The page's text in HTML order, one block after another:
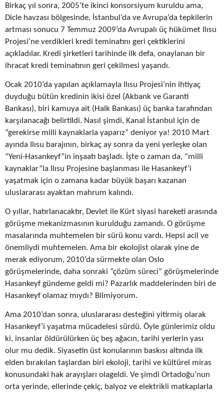
Birkaç yıl sonra, 2005’te ikinci konsorsiyum kuruldu ama,
Dicle havzası bölgesinde, İstanbul’da ve Avrupa’da tepkilerin
artması sonucu 7 Temmuz 2009’da Avrupalı üç hükümet Ilısu
Projesi’ne verdikleri kredi teminatını geri çektiklerini
açıkladılar. Kredi şirketleri tarihinde ilk defa, onaylanan bir
ihracat kredi teminatının geri çekilmesi yaşandı.
Ocak 2010’da yapılan açıklamayla Ilısu Projesi’nin ihtiyaç
duyduğu bütün kredinin ikisi özel (Akbank ve Garanti
Bankası), biri kamuya ait (Halk Bankası) üç banka tarafından
karşılanacağı belirtildi. Nasıl şimdi, Kanal İstanbul için de
“gerekirse milli kaynaklarla yaparız” deniyor ya! 2010 Mart
ayında Ilısu barajının, birkaç ay sonra da yeni yerleşke olan
“Yeni-Hasankeyf”in inşaatı başladı. İşte o zaman da, “milli
kaynaklar”la Ilısu Projesine başlanması ile Hasankeyf’i
yaşatmak için o zamana kadar büyük başarı kazanan
uluslararası ayaktan mahrum kalındı.
O yıllar, hatırlanacaktır, Devlet ile Kürt siyasi hareketi arasında
görüşme mekanizmasının kurulduğu zamandı. O görüşme
masalarında muhtemelen bir sürü konu vardı. Hepsi acil ve
önemliydi muhtemelen. Ama bir ekolojist olarak yine de
merak ediyorum, 2010’da sürmekte olan Oslo
görüşmelerinde, daha sonraki “çözüm süreci” görüşmelerinde
Hasankeyf gündeme geldi mi? Pazarlık maddelerinden biri de
Hasankeyf olamaz mıydı? Bilmiyorum.
Ama 2010’dan sonra, uluslararası desteğini yitirmiş olarak
Hasankeyf’i yaşatma mücadelesi sürdü. Öyle günlerimiz oldu
ki, insanlar öldürülürken üç beş ağacın, tarihi yerlerin yası
olur mu dedik. Siyasetin üst konularının baskısı altında ilk
elden bırakılan taşlardan biri ekoloji, tarihi ve kültürel miras
konusundaki hak arayışları olageldi. Ve şimdi Ortadoğu’nun
orta yerinde, ellerinde çekiç, balyoz ve elektrikli matkaplarla